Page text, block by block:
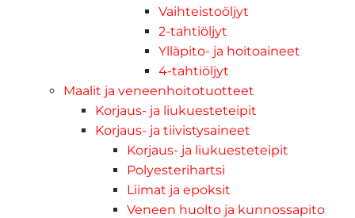
Vaihteistoöljyt
2-tahtiöljyt
Ylläpito- ja hoitoaineet
4-tahtiöljyt
Maalit ja veneenhoitotuotteet
Korjaus- ja liukuesteteipit
Korjaus- ja tiivistysaineet
Korjaus- ja liukuesteteipit
Polyesterihartsi
Liimat ja epoksit
Veneen huolto ja kunnossapito